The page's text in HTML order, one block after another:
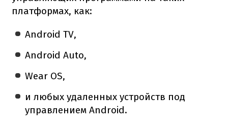
платформах, как:
Android TV,
Android Auto,
Wear OS,
и любых удаленных устройств под
управлением Android.